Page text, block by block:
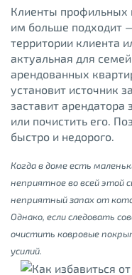
Клиенты профильных
им больше подходит
территории клиента
актуальная для
арендованных
установит источник
заставит арендатора
или почистить его.
быстро и недорого.
Когда в доме есть
неприятное во всей этой
неприятный запах от
Однако, если следовать
очистить ковровые
усилий.